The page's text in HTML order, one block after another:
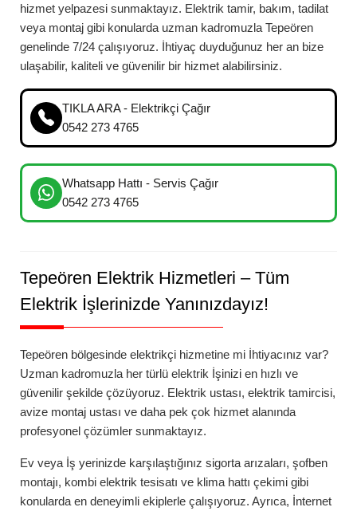
hizmet yelpazesi sunmaktayız. Elektrik tamir, bakım, tadilat
veya montaj gibi konularda uzman kadromuzla Tepeören
genelinde 7/24 çalışıyoruz. İhtiyaç duyduğunuz her an bize
ulaşabilir, kaliteli ve güvenilir bir hizmet alabilirsiniz.
TIKLA ARA - Elektrikçi Çağır
0542 273 4765
Whatsapp Hattı - Servis Çağır
0542 273 4765
Tepeören Elektrik Hizmetleri – Tüm
Elektrik İşlerinizde Yanınızdayız!
Tepeören bölgesinde elektrikçi hizmetine mi İhtiyacınız var?
Uzman kadromuzla her türlü elektrik İşinizi en hızlı ve
güvenilir şekilde çözüyoruz. Elektrik ustası, elektrik tamircisi,
avize montaj ustası ve daha pek çok hizmet alanında
profesyonel çözümler sunmaktayız.
Ev veya İş yerinizde karşılaştığınız sigorta arızaları, şofben
montajı, kombi elektrik tesisatı ve klima hattı çekimi gibi
konularda en deneyimli ekiplerle çalışıyoruz. Ayrıca, İnternet